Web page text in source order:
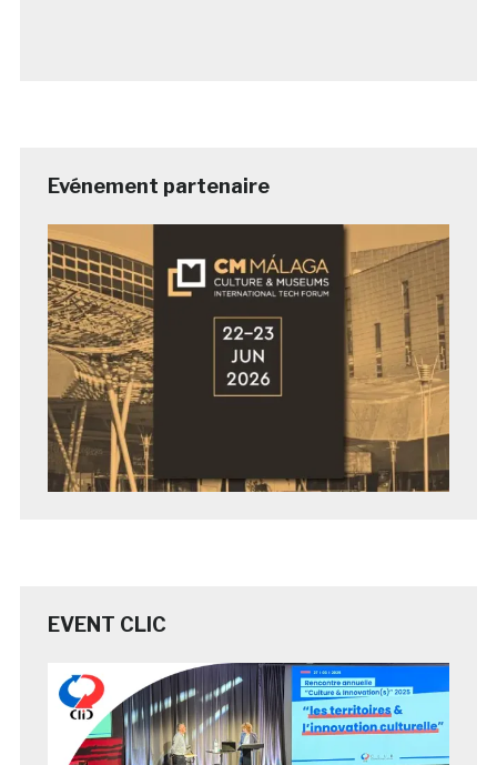
Evénement partenaire
EVENT CLIC